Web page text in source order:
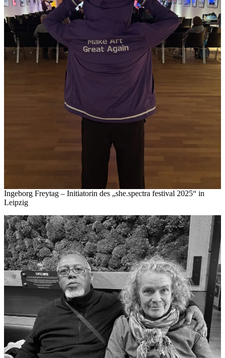
Ingeborg Freytag – Initiatorin des „she.spectra festival 2025“ in
Leipzig